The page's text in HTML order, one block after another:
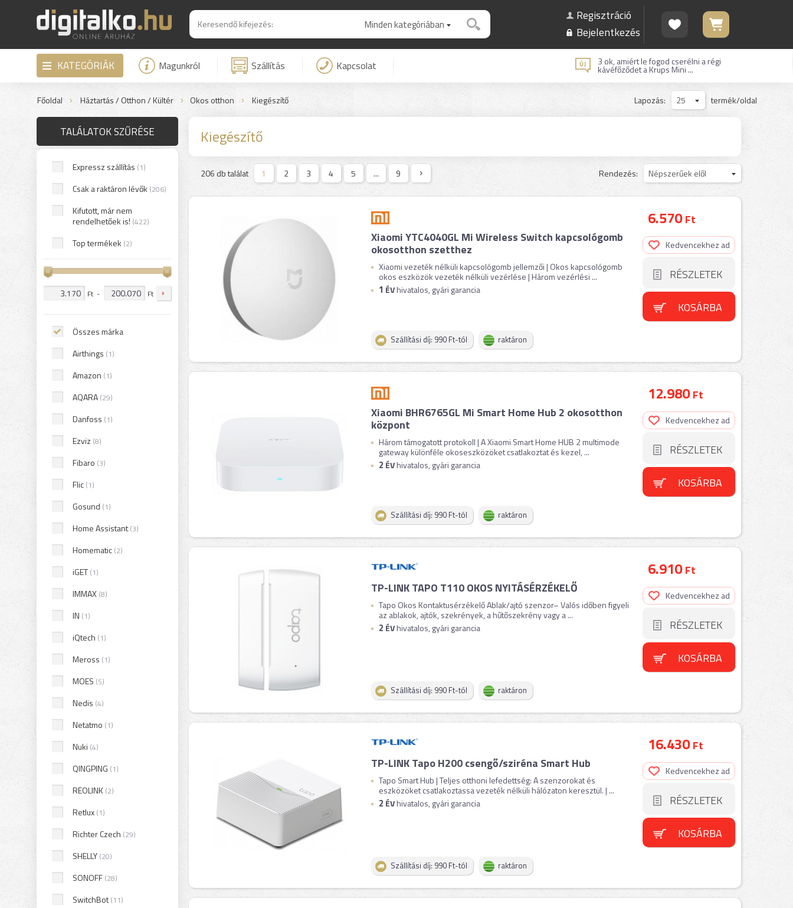
Minden kategóriában
Regisztráció
Bejelentkezés
KATEGÓRIÁK Magunkról Szállítás Kapcsolat 3 ok, amiért le fogod cserélni a régi
kávéfőződet a Krups Mini ...
Főoldal Háztartás / Otthon / Kültér Okos otthon Kiegészítő termék/oldal
25
Lapozás:
TALÁLATOK SZŰRÉSE
Expressz szállítás (1)
Csak a raktáron lévők (206)
Kifutott, már nem
rendelhetőek is! (422)
Top termékek (2)
Ft - Ft
Összes márka
Airthings (1)
Amazon (1)
AQARA (29)
Danfoss (1)
Ezviz (8)
Fibaro (3)
Flic (1)
Gosund (1)
Home Assistant(3)
Homematic (2)
iGET (1)
IMMAX (8)
IN (1)
iQtech (1)
Meross (1)
MOES (5)
Nedis (4)
Netatmo (1)
Nuki (4)
QINGPING (1)
REOLINK (2)
Retlux (1)
Richter Czech (29)
SHELLY (20)
SONOFF (28)
SwitchBot(11)
Kiegészítő
206 db találat 1 2 3 4 5 ... 9
> Népszerűek elől
Rendezés:
Xiaomi YTC4040GL Mi Wireless Switch kapcsológomb
okosotthon szetthez
Xiaomi vezeték nélküli kapcsológomb jellemzői | Okos kapcsológomb
okos eszközök vezeték nélküli vezérlése | Három vezérlési ...
1 ÉVhivatalos, gyári garancia
Szállítási díj: 990 Ft-tól raktáron
6.570Ft
Kedvencekhez ad
RÉSZLETEK
KOSÁRBA
Xiaomi BHR6765GL Mi Smart Home Hub 2 okosotthon
központ
Három támogatott protokoll | A Xiaomi Smart Home HUB 2 multimode
gateway különféle okoseszközöket csatlakoztat és kezel, ...
2 ÉVhivatalos, gyári garancia
Szállítási díj: 990 Ft-tól raktáron
12.980Ft
Kedvencekhez ad
RÉSZLETEK
KOSÁRBA
TP-LINK TAPO T110 OKOS NYITÁSÉRZÉKELŐ
Tapo Okos Kontaktusérzékelő Ablak/ajtó szenzor– Valós időben figyeli
az ablakok, ajtók, szekrények, a hűtőszekrény vagy a ...
2 ÉVhivatalos, gyári garancia
Szállítási díj: 990 Ft-tól raktáron
6.910Ft
Kedvencekhez ad
RÉSZLETEK
KOSÁRBA
TP-LINK Tapo H200 csengő/sziréna Smart Hub
Tapo Smart Hub | Teljes otthoni lefedettség: A szenzorokat és
eszközöket csatlakoztassa vezeték nélküli hálózaton keresztül. | ...
2 ÉVhivatalos, gyári garancia
Szállítási díj: 990 Ft-tól raktáron
16.430Ft
Kedvencekhez ad
RÉSZLETEK
KOSÁRBA